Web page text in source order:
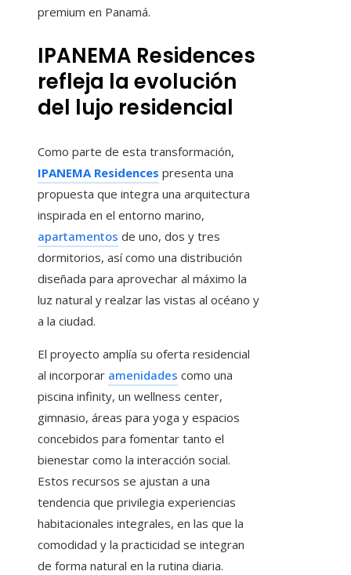
premium en Panamá.
IPANEMA Residences
refleja la evolución
del lujo residencial
Como parte de esta transformación,
IPANEMA Residences presenta una
propuesta que integra una arquitectura
inspirada en el entorno marino,
apartamentos de uno, dos y tres
dormitorios, así como una distribución
diseñada para aprovechar al máximo la
luz natural y realzar las vistas al océano y
a la ciudad.
El proyecto amplía su oferta residencial
al incorporar amenidades como una
piscina infinity, un wellness center,
gimnasio, áreas para yoga y espacios
concebidos para fomentar tanto el
bienestar como la interacción social.
Estos recursos se ajustan a una
tendencia que privilegia experiencias
habitacionales integrales, en las que la
comodidad y la practicidad se integran
de forma natural en la rutina diaria.